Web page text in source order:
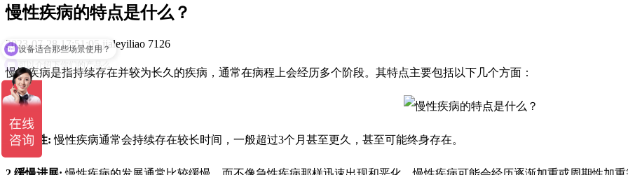
慢性疾病的特点是什么？
2023-07-28 17:51:05 jialeyiliao 7126
慢性疾病是指持续存在并较为长久的疾病，通常在病程上会经历多个阶段。其特点主要包括以下几个方面：
1.持续性:慢性疾病通常会持续存在较长时间，一般超过3个月甚至更久，甚至可能终身存在。
可以介绍下你们的产品么